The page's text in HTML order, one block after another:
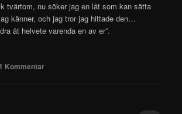
tvärtom, nu söker jag en låt som kan sätta
känner, och jag tror jag hittade den…
åt helvete varenda en av er”.
1 Kommentar